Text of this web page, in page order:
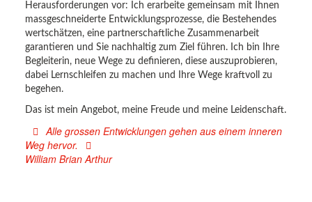
Herausforderungen vor: Ich erarbeite gemeinsam mit Ihnen
massgeschneiderte Entwicklungsprozesse, die Bestehendes
wertschätzen, eine partnerschaftliche Zusammenarbeit
garantieren und Sie nachhaltig zum Ziel führen. Ich bin Ihre
Begleiterin, neue Wege zu definieren, diese auszuprobieren,
dabei Lernschleifen zu machen und Ihre Wege kraftvoll zu
begehen.
Das ist mein Angebot, meine Freude und meine Leidenschaft.
Alle grossen Entwicklungen gehen aus einem inneren
Weg hervor.
William Brian Arthur